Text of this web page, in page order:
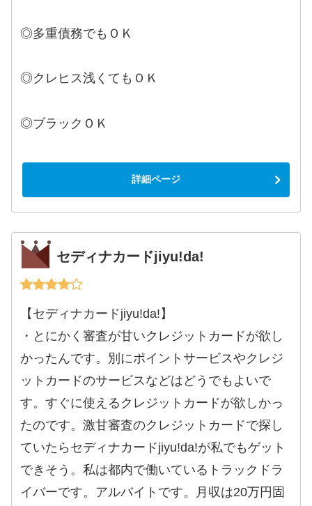
◎多重債務でもＯＫ
◎クレヒス浅くてもＯＫ
◎ブラックＯＫ
詳細ページ
セディナカードjiyu!da!
【セディナカードjiyu!da!】
・とにかく審査が甘いクレジットカードが欲し
かったんです。別にポイントサービスやクレジ
ットカードのサービスなどはどうでもよいで
す。すぐに使えるクレジットカードが欲しかっ
たのです。激甘審査のクレジットカードで探し
ていたらセディナカードjiyu!da!が私でもゲット
できそう。私は都内で働いているトラックドラ
イバーです。アルバイトです。月収は20万円固